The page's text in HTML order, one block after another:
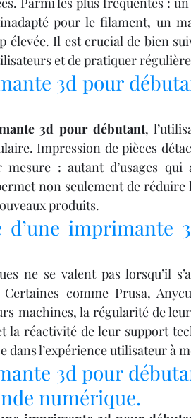
pour le filament, un
élevée. Il est crucial de bien
et de pratiquer
3d pour
3d pour débutant,
Impression de pièces
mesure : autant d’usages
non seulement de
produits.
imprimante
ne se valent pas lorsqu’il
comme Prusa,
machines, la régularité de
la réactivité de leur support
dans l’expérience utilisateur à
3d pour
numérique.